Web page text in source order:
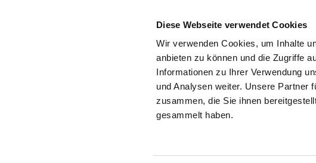
Diese Webseite verwendet Cookies
Wir verwenden Cookies, um Inhalte
anbieten zu können und die Zugriffe
Informationen zu Ihrer Verwendung
und Analysen weiter. Unsere Partner
zusammen, die Sie ihnen
gesammelt haben.
To the specialist department